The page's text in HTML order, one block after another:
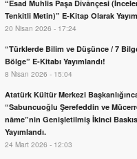
“Esad Muhlis Paşa Dîvânçesi
Tenkitli Metin)” E-Kitap Olarak
20 Nisan 2026 - 17:24
“Türklerde Bilim ve Düşünce / 7
Bölge” E-Kitabı Yayımlandı!
8 Nisan 2026 - 15:04
Atatürk Kültür Merkezi
“Sabuncuoğlu Şerefeddin ve
nâme”nin Genişletilmiş İkinci
Yayımlandı.
24 Mart 2026 - 12:03